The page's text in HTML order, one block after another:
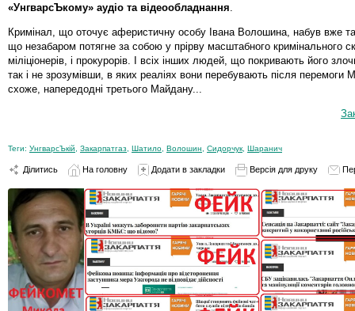
«УнгварсЪкому» аудіо та відеообладнання
Кримінал, що оточує аферистичну особу Івана Волошина, набув вже
що незабаром потягне за собою у прірву масштабного кримінального
міліціонерів, і прокурорів. І всіх інших людей, що покривають його
так і не зрозумівши, в яких реаліях вони перебувають після перемоги
схоже, напередодні третього Майдану...
Теги: УнгварсЪкій Закарпатгаз Шатило Волошин Сидорчук Шаранич
Ділитись На головну Додати в закладки Версія для друку